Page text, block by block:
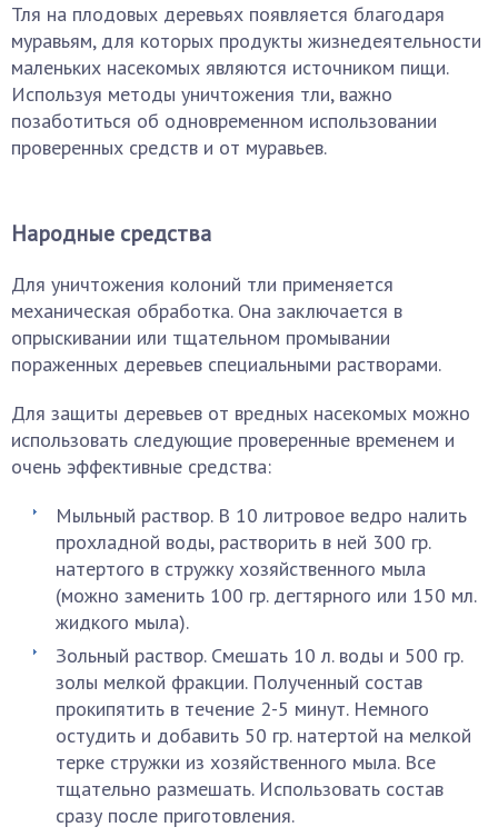
Тля на плодовых деревьях появляется благодаря
муравьям, для которых продукты жизнедеятельности
маленьких насекомых являются источником пищи.
Используя методы уничтожения тли, важно
позаботиться об одновременном использовании
проверенных средств и от муравьев.
Народные средства
Для уничтожения колоний тли применяется
механическая обработка. Она заключается в
опрыскивании или тщательном промывании
пораженных деревьев специальными растворами.
Для защиты деревьев от вредных насекомых можно
использовать следующие проверенные временем и
очень эффективные средства:
Мыльный раствор. В 10 литровое ведро налить
прохладной воды, растворить в ней 300 гр.
натертого в стружку хозяйственного мыла
(можно заменить 100 гр. дегтярного или 150 мл.
жидкого мыла).
Зольный раствор. Смешать 10 л. воды и 500 гр.
золы мелкой фракции. Полученный состав
прокипятить в течение 2-5 минут. Немного
остудить и добавить 50 гр. натертой на мелкой
терке стружки из хозяйственного мыла. Все
тщательно размешать. Использовать состав
сразу после приготовления.